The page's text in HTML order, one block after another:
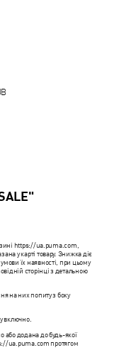
https://ua.puma.com,
у карті товару. Знижка діє
їх наявності, при цьому
сторінці з детальною
на них попиту з боку
включно.
або додана до будь-якої
ua.puma.com протягом